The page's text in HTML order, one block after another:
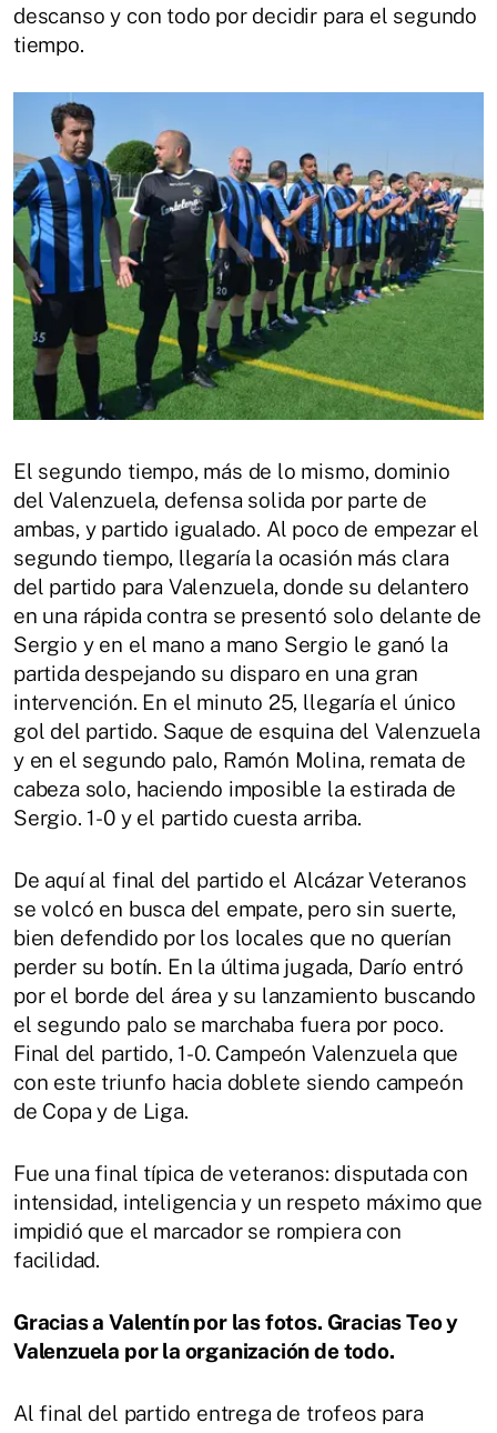
descanso y con todo por decidir para el segundo
tiempo.
El segundo tiempo, más de lo mismo, dominio
del Valenzuela, defensa solida por parte de
ambas, y partido igualado. Al poco de empezar el
segundo tiempo, llegaría la ocasión más clara
del partido para Valenzuela, donde su delantero
en una rápida contra se presentó solo delante de
Sergio y en el mano a mano Sergio le ganó la
partida despejando su disparo en una gran
intervención. En el minuto 25, llegaría el único
gol del partido. Saque de esquina del Valenzuela
y en el segundo palo, Ramón Molina, remata de
cabeza solo, haciendo imposible la estirada de
Sergio. 1-0 y el partido cuesta arriba.
De aquí al final del partido el Alcázar Veteranos
se volcó en busca del empate, pero sin suerte,
bien defendido por los locales que no querían
perder su botín. En la última jugada, Darío entró
por el borde del área y su lanzamiento buscando
el segundo palo se marchaba fuera por poco.
Final del partido, 1-0. Campeón Valenzuela que
con este triunfo hacia doblete siendo campeón
de Copa y de Liga.
Fue una final típica de veteranos: disputada con
intensidad, inteligencia y un respeto máximo que
impidió que el marcador se rompiera con
facilidad.
Gracias a Valentín por las fotos. Gracias Teo y
Valenzuela por la organización de todo.
Al final del partido entrega de trofeos para